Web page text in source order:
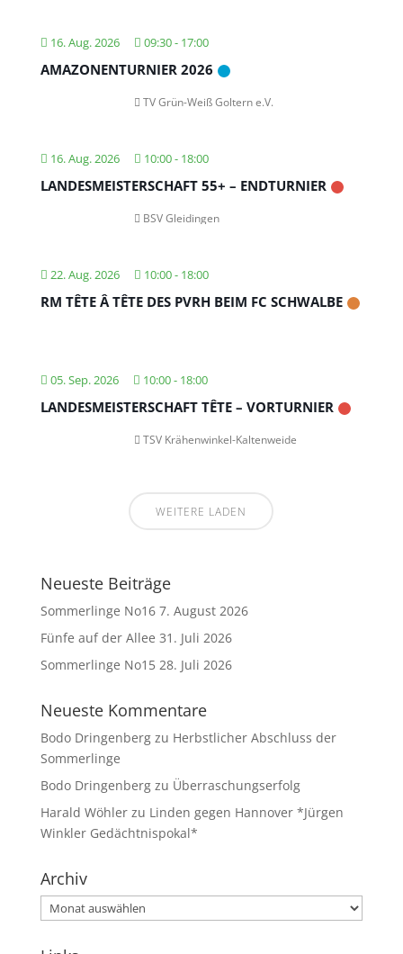
16. Aug. 2026 09:30- 17:00
AMAZONENTURNIER 2026
TV Grün-Weiß Goltern e.V.
16. Aug. 2026 10:00- 18:00
LANDESMEISTERSCHAFT 55+ – ENDTURNIER
BSV Gleidingen
22. Aug. 2026 10:00- 18:00
RM TÊTE Â TÊTE DES PVRH BEIM FC SCHWALBE
05. Sep. 2026 10:00- 18:00
LANDESMEISTERSCHAFT TÊTE – VORTURNIER
TSV Krähenwinkel-Kaltenweide
WEITERE LADEN
Neueste Beiträge
Sommerlinge No16 7. August 2026
Fünfe auf der Allee 31. Juli 2026
Sommerlinge No15 28. Juli 2026
Neueste Kommentare
Bodo Dringenbergzu Herbstlicher Abschluss der
Sommerlinge
Bodo Dringenbergzu Überraschungserfolg
Harald Wöhlerzu Linden gegen Hannover *Jürgen
Winkler Gedächtnispokal*
Archiv
Archiv